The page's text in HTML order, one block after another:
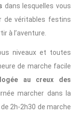
dans lesquelles vous
de véritables festins
à l’aventure.
niveaux et toutes
de marche facile
au creux des
marcher dans la
2h-2h30 de marche